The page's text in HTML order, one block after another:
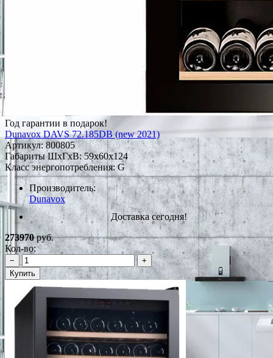
Год гарантии в подарок!
Dunavox DAVS 72.185DB (new 2021)
Артикул:800805
Габариты ШxГxВ: 59x60x124
Класс энергопотребления: G
Производитель:
Dunavox
Доставка сегодня!
273970руб.
Кол-во:
−
+
Купить